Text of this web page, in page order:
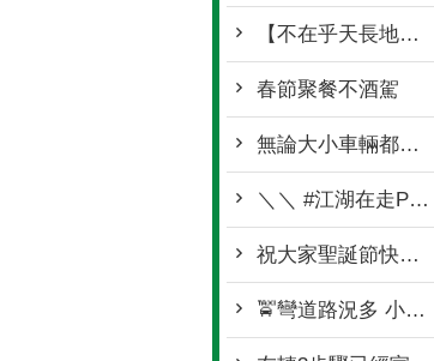
【不在乎天長地久 只問你喝了沒有】
春節聚餐不酒駕
無論大小車輛都要停讓
＼＼ #江湖在走Part2_超車觀念要有／／
祝大家聖誕節快樂🌲🥰🎁
🚖彎道路況多 小心慢行最好🚘